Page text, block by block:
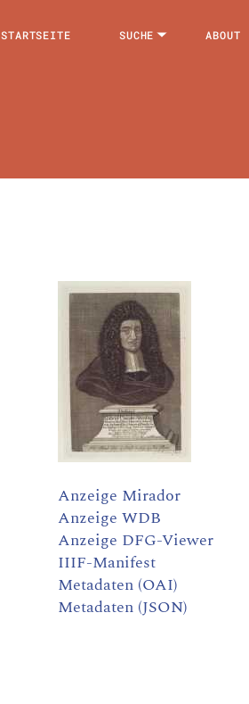
STARTSEITE SUCHE ABOUT
Anzeige Mirador
Anzeige WDB
Anzeige DFG-Viewer
IIIF-Manifest
Metadaten (OAI)
Metadaten (JSON)